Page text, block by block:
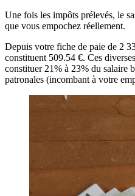
Une fois les impôts prélevés, le
que vous empochez réellement.
Depuis votre fiche de paie de 2
constituent 509.54 €. Ces
constituer 21% à 23% du salaire
patronales (incombant à votre